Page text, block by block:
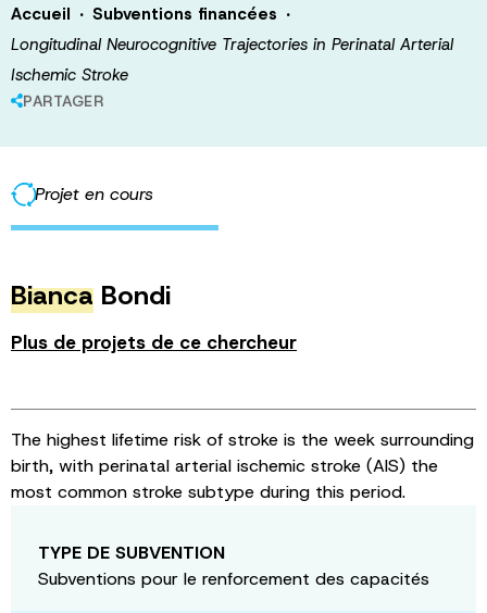
Accueil · Subventions financées ·
Longitudinal Neurocognitive Trajectories in Perinatal Arterial
Ischemic Stroke
PARTAGER
Projet en cours
Bianca Bondi
Plus de projets de ce chercheur
The highest lifetime risk of stroke is the week surrounding
birth, with perinatal arterial ischemic stroke (AIS) the
most common stroke subtype during this period.
TYPE DE SUBVENTION
Subventions pour le renforcement des capacités